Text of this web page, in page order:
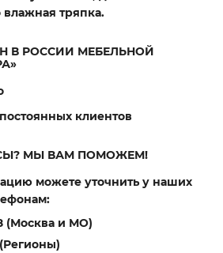
влажная тряпка.
В РОССИИ МЕБЕЛЬНОЙ
клиентов
МЫ ВАМ ПОМОЖЕМ!
можете уточнить у наших
(Москва и МО)